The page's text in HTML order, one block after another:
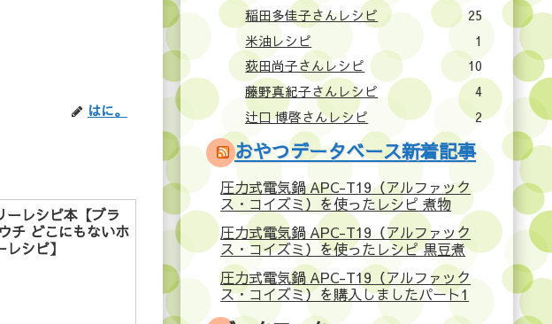
はに。
ーレシピ本【ブラ
チ どこにもないホ
シピ】
稲田多佳子さんレシピ
25
米油レシピ
1
荻田尚子さんレシピ
10
藤野真紀子さんレシピ
4
辻口 博啓さんレシピ
2
おやつデータベース新着記事
圧力式電気鍋 APC-T19（アルファック
ス・コイズミ）を使ったレシピ 煮物
圧力式電気鍋 APC-T19（アルファック
ス・コイズミ）を使ったレシピ 黒豆煮
圧力式電気鍋 APC-T19（アルファック
ス・コイズミ）を購入しましたパート1